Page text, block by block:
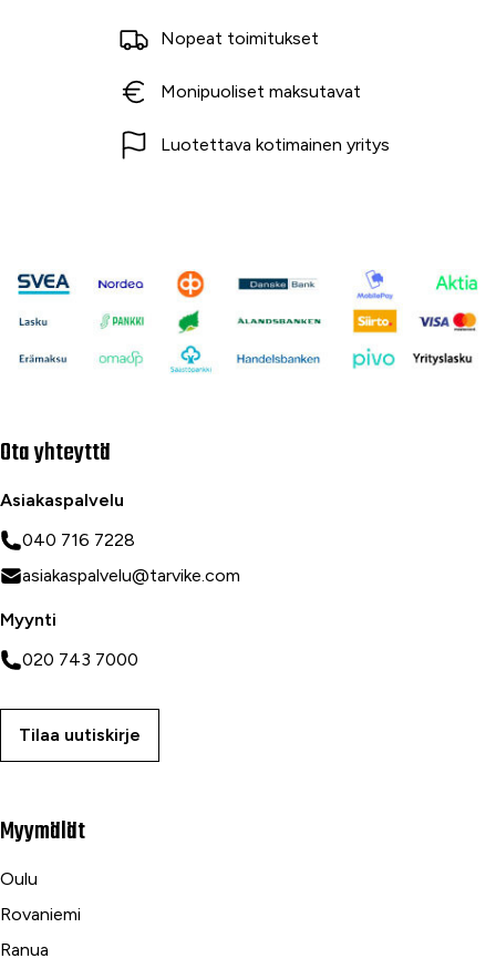
Nopeat toimitukset
Monipuoliset maksutavat
Luotettava kotimainen yritys
Ota yhteyttä
Asiakaspalvelu
040 716 7228
asiakaspalvelu@tarvike.com
Myynti
020 743 7000
Tilaa uutiskirje
Myymälät
Oulu
Rovaniemi
Ranua